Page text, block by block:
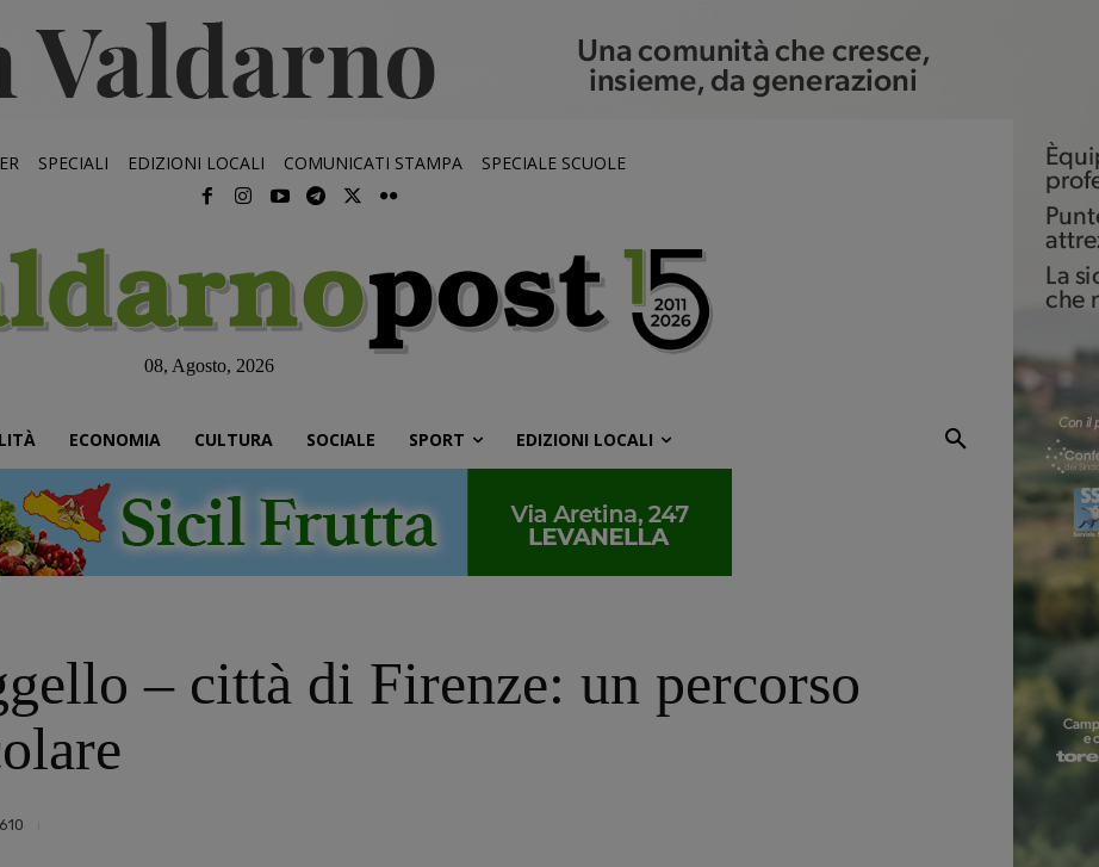
SPECIALI EDIZIONI LOCALI COMUNICATI STAMPA SPECIALE SCUOLE
08, Agosto, 2026
ECONOMIA CULTURA SOCIALE SPORT EDIZIONI LOCALI
– città di Firenze: un percorso
610